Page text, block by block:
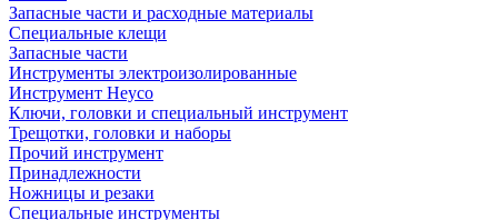
Запасные части и расходные материалы
Специальные клещи
Запасные части
Инструменты электроизолированные
Инструмент Heyco
Ключи, головки и специальный инструмент
Трещотки, головки и наборы
Прочий инструмент
Принадлежности
Ножницы и резаки
Специальные инструменты